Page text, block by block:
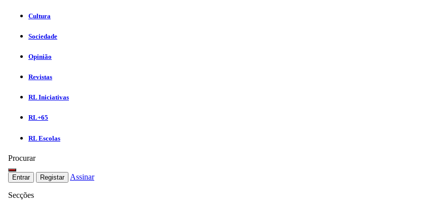
Cultura
Sociedade
Opinião
Revistas
RL Iniciativas
RL+65
RL Escolas
Procurar
Entrar Registar Assinar
Secções